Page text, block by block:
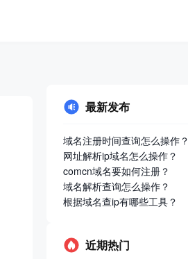
最新发布
域名注册时间查询怎么操作？
网址解析ip域名怎么操作？
comcn域名要如何注册？
域名解析查询怎么操作？
根据域名查ip有哪些工具？
近期热门